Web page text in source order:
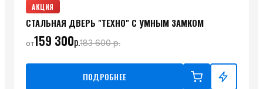
АКЦИЯ
СТАЛЬНАЯ ДВЕРЬ "ТЕХНО" C УМНЫМ ЗАМКОМ
от159 300р.183 600р.
ПОДРОБНЕЕ